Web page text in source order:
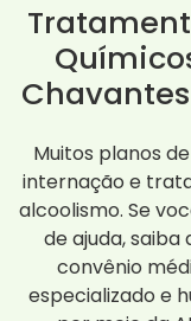
Muitos planos
internação e
alcoolismo. Se
de ajuda,
convênio
especializado e